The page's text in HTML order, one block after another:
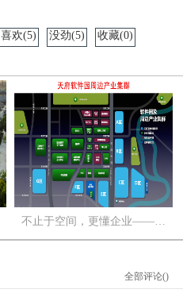
喜欢(5) 没劲(5) 收藏(0)
不止于空间，更懂企业——…
全部评论()